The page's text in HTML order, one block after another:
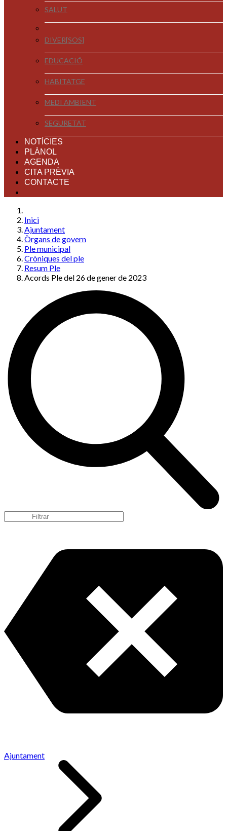
SALUT
DIVER[SOS]
EDUCACIÓ
HABITATGE
MEDI AMBIENT
SEGURETAT
NOTÍCIES
PLÀNOL
AGENDA
CITA PRÈVIA
CONTACTE
Inici
Ajuntament
Òrgans de govern
Ple municipal
Cròniques del ple
Resum Ple
Acords Ple del 26 de gener de 2023
Ajuntament